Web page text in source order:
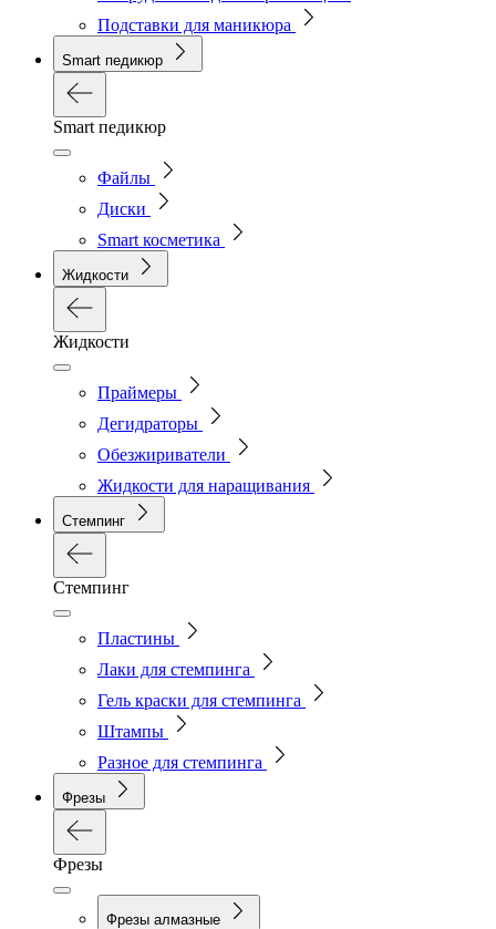
Подставки для маникюра
Smart педикюр
Smart педикюр
Файлы
Диски
Smart косметика
Жидкости
Жидкости
Праймеры
Дегидраторы
Обезжириватели
Жидкости для наращивания
Стемпинг
Стемпинг
Пластины
Лаки для стемпинга
Гель краски для стемпинга
Штампы
Разное для стемпинга
Фрезы
Фрезы
Фрезы алмазные